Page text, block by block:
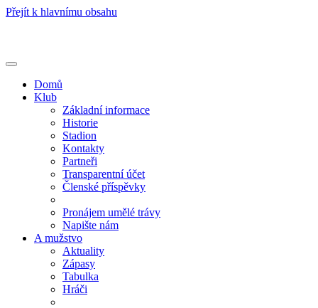
Přejít k hlavnímu obsahu
Toggle
navigationDomů
Klub
Základní informace
Historie
Stadion
Kontakty
Partneři
Transparentní účet
Členské příspěvky
Pronájem umělé trávy
Napište nám
A mužstvo
Aktuality
Zápasy
Tabulka
Hráči